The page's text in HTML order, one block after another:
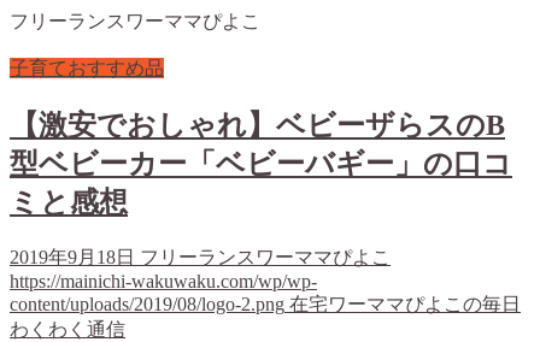
フリーランスワーママぴよこ
子育ておすすめ品
【激安でおしゃれ】ベビーザらスのB
型ベビーカー「ベビーバギー」の口コ
ミと感想
2019年9月18日 フリーランスワーママぴよこ
https://mainichi-wakuwaku.com/wp/wp-
content/uploads/2019/08/logo-2.png 在宅ワーママぴよこの毎日
わくわく通信